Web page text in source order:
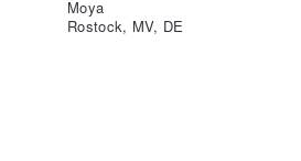
Moya
Rostock, MV, DE